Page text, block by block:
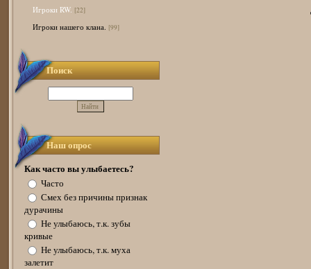
Игроки RW. [22]
Игроки нашего клана. [99]
Поиск
Наш опрос
Как часто вы улыбаетесь?
Часто
Смех без причины признак
дурачины
Не улыбаюсь, т.к. зубы
кривые
Не улыбаюсь, т.к. муха
залетит